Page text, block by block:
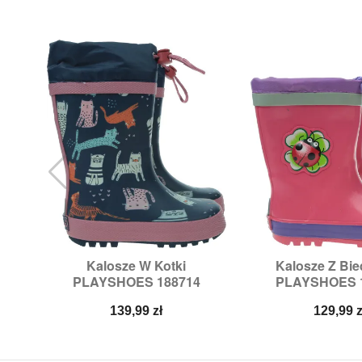
Kalosze W Kotki
PLAYSHOES 188714
Cena
139,99 zł
Szybki podgląd
Rozmiary:26
Kalosze Z
PLAYSHOES
Cena
129,99
Szybki
Rozmiary:26/